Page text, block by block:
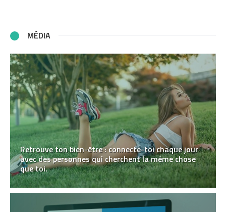
MÉDIA
Retrouve ton bien-être : connecte-toi chaque jour
avec des personnes qui cherchent la même chose
que toi.